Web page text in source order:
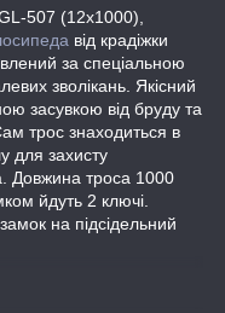
507 (12x1000),
від крадіжки
за спеціальною
зволікань. Якісний
засувкою від бруду та
трос знаходиться в
для захисту
Довжина троса 1000
йдуть 2 ключі.
на підсідельний